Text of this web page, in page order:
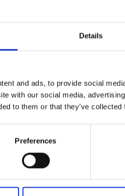
Details
and ads, to provide social
with our social media,
to them or that they’ve
Preferences
komplekt
ja 32.